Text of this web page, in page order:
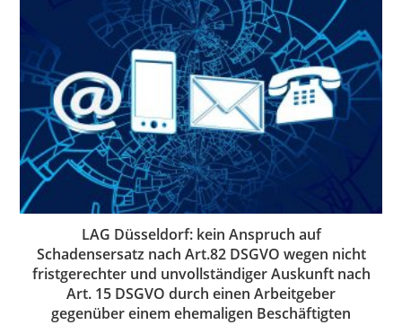
LAG Düsseldorf: kein Anspruch auf
Schadensersatz nach Art.82 DSGVO wegen nicht
fristgerechter und unvollständiger Auskunft nach
Art. 15 DSGVO durch einen Arbeitgeber
gegenüber einem ehemaligen Beschäftigten